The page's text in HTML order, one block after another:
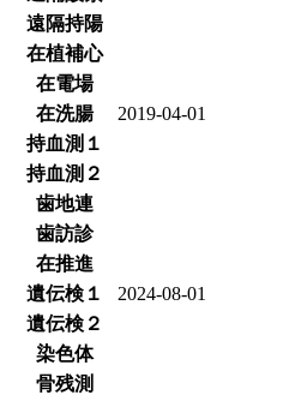
遠隔持陽
在植補心
在電場
在洗腸
2019-04-01
持血測１
持血測２
歯地連
歯訪診
在推進
遺伝検１
2024-08-01
遺伝検２
染色体
骨残測